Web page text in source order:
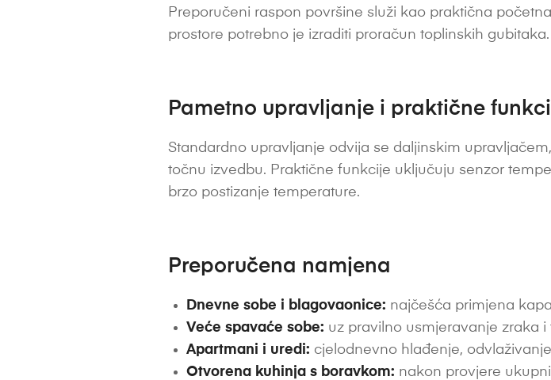
Preporučeni raspon površine služi kao praktična
prostore potrebno je izraditi proračun toplinskih gubitaka.
Pametno upravljanje i praktične
Standardno upravljanje odvija se daljinskim
točnu izvedbu. Praktične funkcije uključuju senzor
brzo postizanje temperature.
Preporučena namjena
Dnevne sobe i blagovaonice: najčešća primjena
Veće spavaće sobe: uz pravilno usmjeravanje zraka i
Apartmani i uredi: cjelodnevno hlađenje,
Otvorena kuhinja s boravkom: nakon provjere